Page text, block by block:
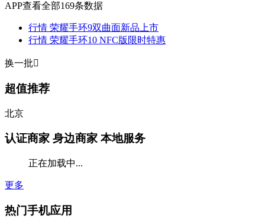
APP查看全部169条数据
行情 荣耀手环9双曲面新品上市
行情 荣耀手环10 NFC版限时特惠
换一批
超值推荐
北京
认证商家 身边商家 本地服务
正在加载中...
更多
热门手机应用